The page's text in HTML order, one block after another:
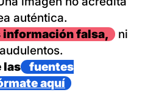
auténtica.
información falsa,
ni
las
fuentes
aquí